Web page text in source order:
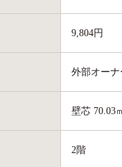
9,804円
外部オーナ
壁芯 70.03
2階